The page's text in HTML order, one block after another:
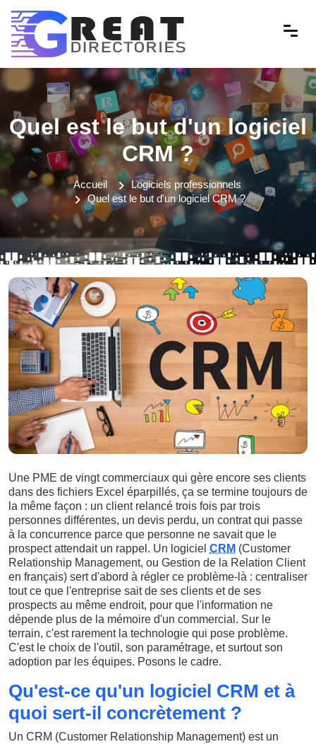
Quel est le but d'un logiciel
CRM ?
Accueil
Logiciels professionnels
Quel est le but d'un logiciel CRM ?
Une PME de vingt commerciaux qui gère encore ses clients
dans des fichiers Excel éparpillés, ça se termine toujours de
la même façon : un client relancé trois fois par trois
personnes différentes, un devis perdu, un contrat qui passe
à la concurrence parce que personne ne savait que le
prospect attendait un rappel. Un logiciel CRM (Customer
Relationship Management, ou Gestion de la Relation Client
en français) sert d'abord à régler ce problème-là : centraliser
tout ce que l'entreprise sait de ses clients et de ses
prospects au même endroit, pour que l'information ne
dépende plus de la mémoire d'un commercial. Sur le
terrain, c'est rarement la technologie qui pose problème.
C'est le choix de l'outil, son paramétrage, et surtout son
adoption par les équipes. Posons le cadre.
Qu'est-ce qu'un logiciel CRM et à
quoi sert-il concrètement ?
Un CRM (Customer Relationship Management) est un